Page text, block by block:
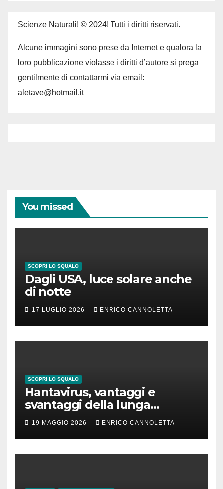
Scienze Naturali! © 2024! Tutti i diritti riservati.
Alcune immagini sono prese da Internet e qualora la
loro pubblicazione violasse i diritti d’autore si prega
gentilmente di contattarmi via email:
aletave@hotmail.it
You missed
SCOPRI LO SQUALO
Dagli USA, luce solare anche
di notte
17 LUGLIO 2026 ENRICO CANNOLETTA
SCOPRI LO SQUALO
Hantavirus, vantaggi e
svantaggi della lunga
incubazione
19 MAGGIO 2026 ENRICO CANNOLETTA